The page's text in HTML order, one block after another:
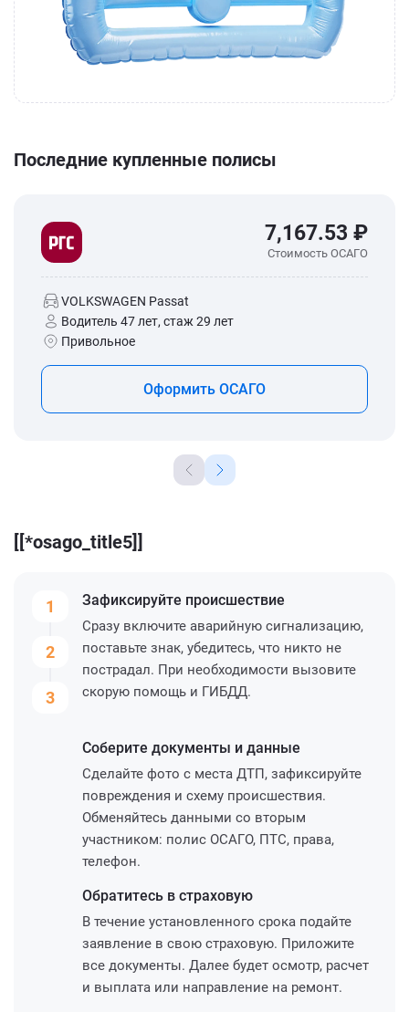
Последние купленные полисы
7,167.53 ₽
Стоимость ОСАГО
VOLKSWAGEN Passat
Водитель 47 лет, стаж 29 лет
Привольное
Оформить ОСАГО
[[*osago_title5]]
1
2
3
Зафиксируйте происшествие
Сразу включите аварийную сигнализацию,
поставьте знак, убедитесь, что никто не
пострадал. При необходимости вызовите
скорую помощь и ГИБДД.
Соберите документы и данные
Сделайте фото с места ДТП, зафиксируйте
повреждения и схему происшествия.
Обменяйтесь данными со вторым
участником: полис ОСАГО, ПТС, права,
телефон.
Обратитесь в страховую
В течение установленного срока подайте
заявление в свою страховую. Приложите
все документы. Далее будет осмотр, расчет
и выплата или направление на ремонт.